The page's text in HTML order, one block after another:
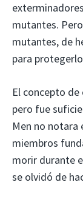
mutantes.
mutantes, de
para
El concepto
pero fue
Men no notara
miembros
morir durante
se olvidó de